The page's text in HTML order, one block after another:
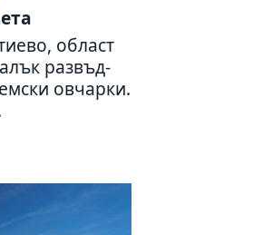
област
развъд­
овчарки.